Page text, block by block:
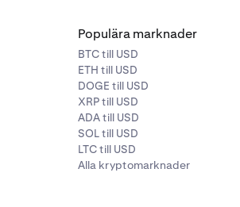
Populära marknader
BTC till USD
ETH till USD
DOGE till USD
XRP till USD
ADA till USD
SOL till USD
LTC till USD
Alla kryptomarknader